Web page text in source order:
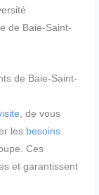
de Baie-Saint-
de Baie-Saint-
, de vous
les besoins
Ces
et garantissent